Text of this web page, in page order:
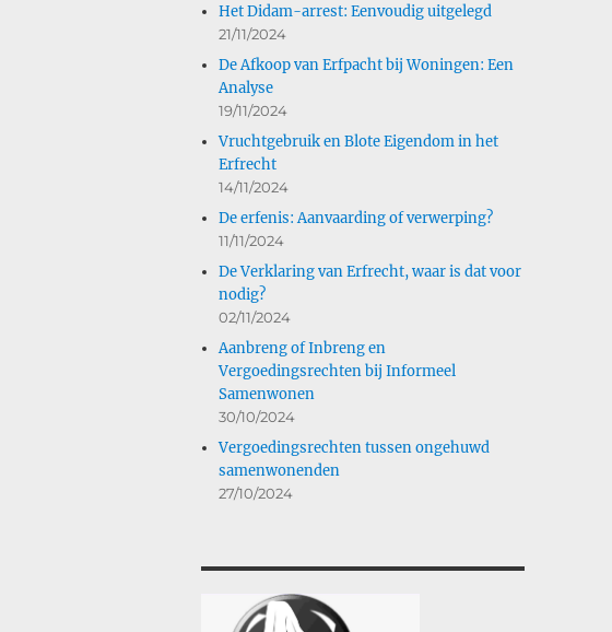
Het Didam-arrest: Eenvoudig uitgelegd
21/11/2024
De Afkoop van Erfpacht bij Woningen: Een
Analyse
19/11/2024
Vruchtgebruik en Blote Eigendom in het
Erfrecht
14/11/2024
De erfenis: Aanvaarding of verwerping?
11/11/2024
De Verklaring van Erfrecht, waar is dat voor
nodig?
02/11/2024
Aanbreng of Inbreng en
Vergoedingsrechten bij Informeel
Samenwonen
30/10/2024
Vergoedingsrechten tussen ongehuwd
samenwonenden
27/10/2024